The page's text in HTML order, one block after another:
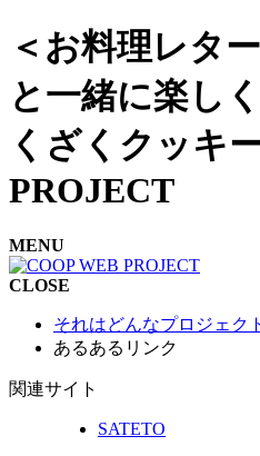
＜お料理レタ
と一緒に楽し
くざくクッキ
PROJECT
MENU
CLOSE
それはどんなプロジェク
あるあるリンク
関連サイト
SATETO